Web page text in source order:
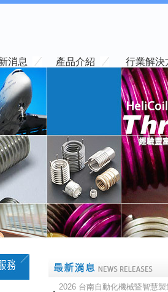
2026 台南自動化機械暨智慧